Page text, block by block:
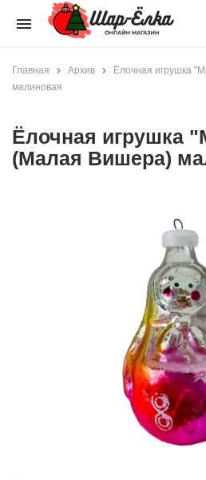
menu
Главная Архив
Ёлочная игрушка
малиновая
Ёлочная игрушка
(Малая Вишера)